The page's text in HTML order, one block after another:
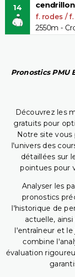
14 cendrillon
f. rodes /
2550m -
Pronostics PMU
Découvrez les
gratuits pour
Notre site vous
l'univers des
détaillées sur
pointues pour
Analyser les
pronostics
l'historique de
actuelle,
l'entraîneur et
combine
évaluation